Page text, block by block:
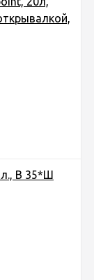
л., В 35*Ш